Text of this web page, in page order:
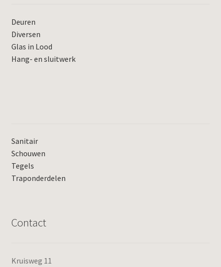
Deuren
Diversen
Glas in Lood
Hang- en sluitwerk
Sanitair
Schouwen
Tegels
Traponderdelen
Contact
Kruisweg 11